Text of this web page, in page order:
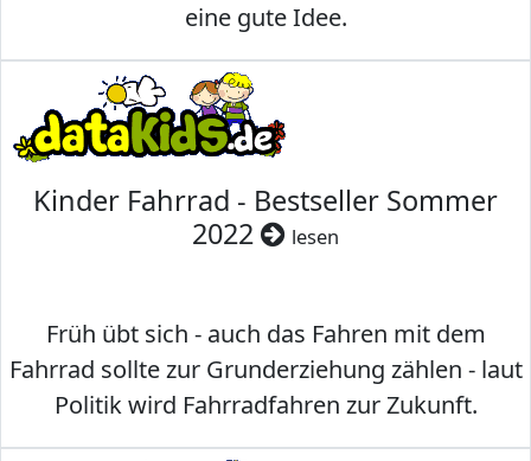
eine gute Idee.
Kinder Fahrrad - Bestseller Sommer
2022
lesen
Früh übt sich - auch das Fahren mit dem
Fahrrad sollte zur Grunderziehung zählen - laut
Politik wird Fahrradfahren zur Zukunft.